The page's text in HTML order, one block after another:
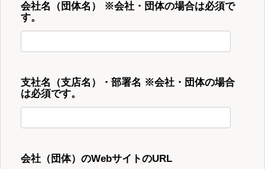
会社名（団体名） ※会社・団体の場合は必須で
す。
支社名（支店名）・部署名 ※会社・団体の場合
は必須です。
会社（団体）のWebサイトのURL